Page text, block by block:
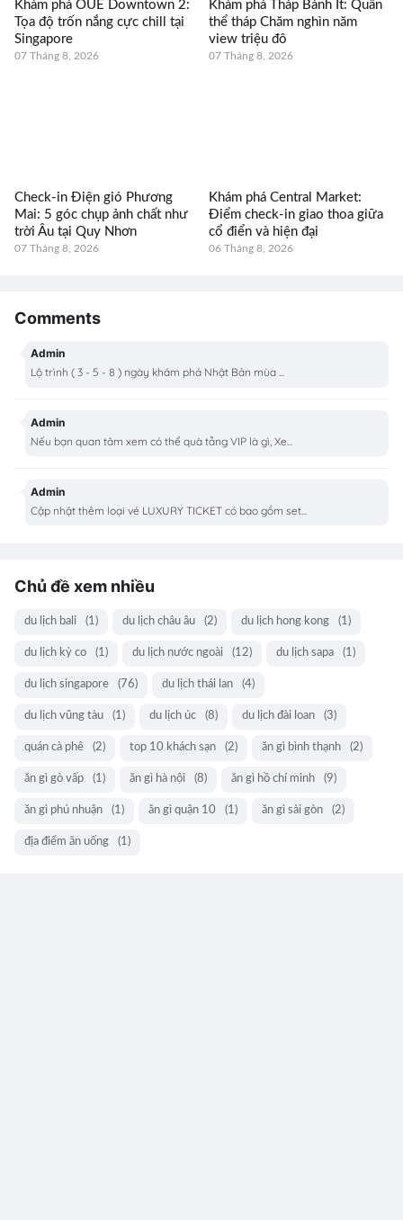
Khám phá OUE Downtown 2:
Tọa độ trốn nắng cực chill tại
Singapore
07 Tháng 8, 2026
Khám phá Tháp Bánh Ít: Quần
thể tháp Chăm nghìn năm
view triệu đô
07 Tháng 8, 2026
Check-in Điện gió Phương
Mai: 5 góc chụp ảnh chất như
trời Âu tại Quy Nhơn
07 Tháng 8, 2026
Khám phá Central Market:
Điểm check-in giao thoa giữa
cổ điển và hiện đại
06 Tháng 8, 2026
Comments
Admin
Lộ trình ( 3 - 5 - 8 ) ngày khám phá Nhật Bản mùa ...
Admin
Nếu bạn quan tâm xem có thể quà tằng VIP là gì, Xe...
Admin
Cập nhật thêm loại vé LUXURY TICKET có bao gồm set...
Chủ đề xem nhiều
du lịch bali (1) du lịch châu âu (2) du lịch hong kong (1)
du lịch kỳ co (1) du lịch nước ngoài (12) du lịch sapa (1)
du lịch singapore (76) du lịch thái lan (4)
du lịch vũng tàu (1) du lịch úc (8) du lịch đài loan (3)
quán cà phê (2) top 10 khách sạn (2) ăn gì bình thạnh (2)
ăn gì gò vấp (1) ăn gì hà nội (8) ăn gì hồ chí minh (9)
ăn gì phú nhuận (1) ăn gì quận 10 (1) ăn gì sài gòn (2)
địa điểm ăn uống (1)